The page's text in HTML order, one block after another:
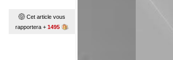
Cet article vous
rapportera + 1495